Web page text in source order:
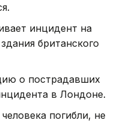
инцидент на
британского
о пострадавших
в Лондоне.
погибли, не